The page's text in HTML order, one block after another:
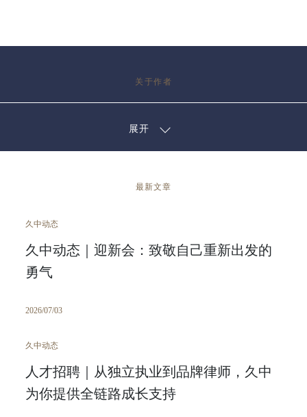
关于作者
展开
最新文章
久中动态
久中动态｜迎新会：致敬自己重新出发的
勇气
2026/07/03
久中动态
人才招聘｜从独立执业到品牌律师，久中
为你提供全链路成长支持